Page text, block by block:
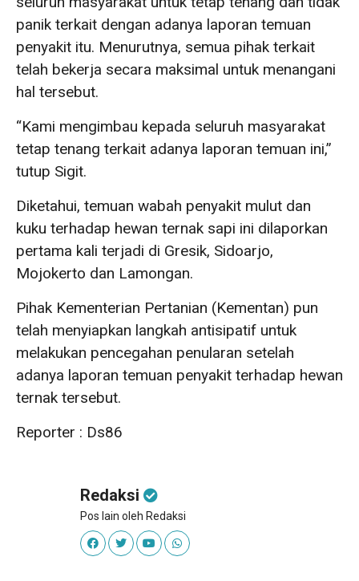
panik terkait dengan adanya laporan temuan
penyakit itu. Menurutnya, semua pihak terkait
telah bekerja secara maksimal untuk menangani
hal tersebut.
“Kami mengimbau kepada seluruh masyarakat
tetap tenang terkait adanya laporan temuan ini,”
tutup Sigit.
Diketahui, temuan wabah penyakit mulut dan
kuku terhadap hewan ternak sapi ini dilaporkan
pertama kali terjadi di Gresik, Sidoarjo,
Mojokerto dan Lamongan.
Pihak Kementerian Pertanian (Kementan) pun
telah menyiapkan langkah antisipatif untuk
melakukan pencegahan penularan setelah
adanya laporan temuan penyakit terhadap hewan
ternak tersebut.
Reporter : Ds86
Redaksi
Pos lain oleh Redaksi